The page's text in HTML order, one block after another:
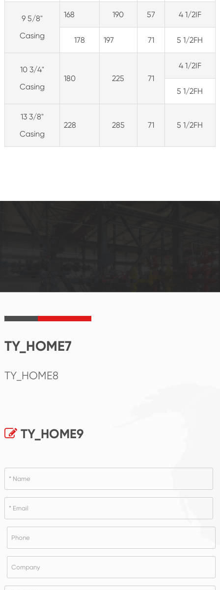
9 5/8"
Casing
168 190 57 4 1/2IF
178 197 71 5 1/2FH
10 3/4"
Casing
180 225 71
4 1/2IF
5 1/2FH
13 3/8"
Casing
228 285 71 5 1/2FH
TY_HOME7
TY_HOME8
TY_HOME9